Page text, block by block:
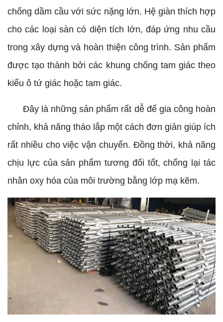
chống dầm cầu với sức nặng lớn. Hệ giàn thích hợp
cho các loại sàn có diện tích lớn, đáp ứng nhu cầu
trong xây dựng và hoàn thiện công trình. Sản phẩm
được tạo thành bởi các khung chống tam giác theo
kiểu ô tứ giác hoặc tam giác.
Đây là những sản phẩm rất dễ để gia công hoàn
chỉnh, khả năng tháo lắp một cách đơn giản giúp ích
rất nhiều cho việc vận chuyển. Đồng thời, khả năng
chịu lực của sản phẩm tương đối tốt, chống lại tác
nhân oxy hóa của môi trường bằng lớp mạ kẽm.